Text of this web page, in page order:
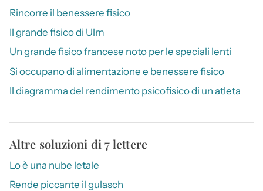
Rincorre il benessere fisico
Il grande fisico di Ulm
Un grande fisico francese noto per le speciali lenti
Si occupano di alimentazione e benessere fisico
Il diagramma del rendimento psicofisico di un atleta
Altre soluzioni di 7 lettere
Lo è una nube letale
Rende piccante il gulasch